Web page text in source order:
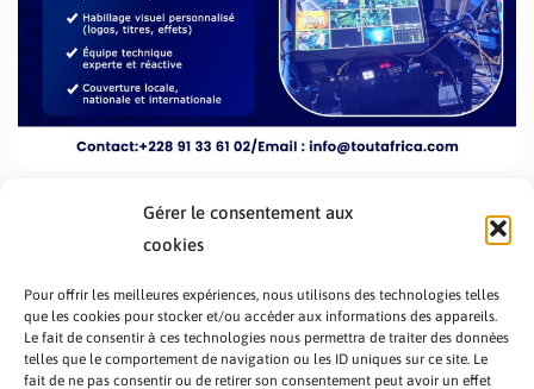
Gérer le consentement aux
cookies
Pour offrir les meilleures expériences, nous utilisons des technologies telles
que les cookies pour stocker et/ou accéder aux informations des appareils.
Le fait de consentir à ces technologies nous permettra de traiter des données
telles que le comportement de navigation ou les ID uniques sur ce site. Le
fait de ne pas consentir ou de retirer son consentement peut avoir un effet